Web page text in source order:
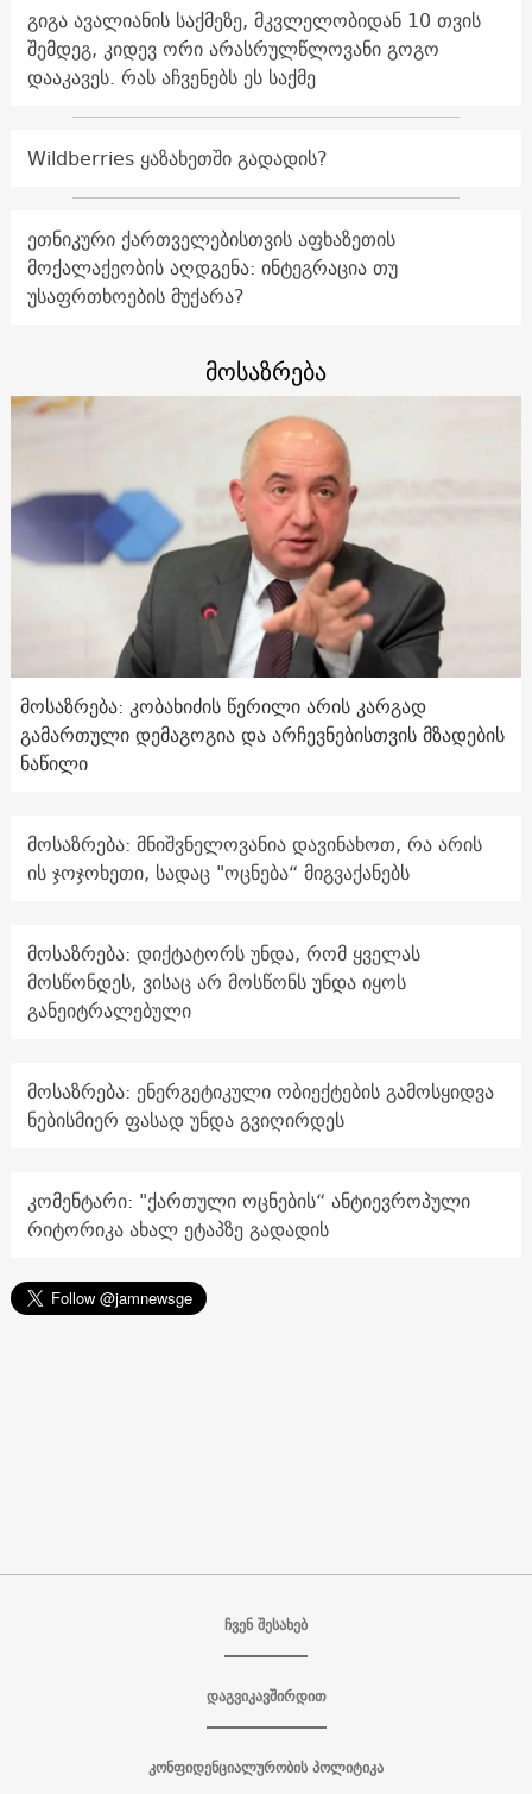
გიგა ავალიანის საქმეზე, მკვლელობიდან 10 თვის
შემდეგ, კიდევ ორი არასრულწლოვანი გოგო
დააკავეს. რას აჩვენებს ეს საქმე
Wildberries ყაზახეთში გადადის?
ეთნიკური ქართველებისთვის აფხაზეთის
მოქალაქეობის აღდგენა: ინტეგრაცია თუ
უსაფრთხოების მუქარა?
მოსაზრება
მოსაზრება: კობახიძის წერილი არის კარგად
გამართული დემაგოგია და არჩევნებისთვის მზადების
ნაწილი
მოსაზრება: მნიშვნელოვანია დავინახოთ, რა არის
ის ჯოჯოხეთი, სადაც "ოცნება“ მიგვაქანებს
მოსაზრება: დიქტატორს უნდა, რომ ყველას
მოსწონდეს, ვისაც არ მოსწონს უნდა იყოს
განეიტრალებული
მოსაზრება: ენერგეტიკული ობიექტების გამოსყიდვა
ნებისმიერ ფასად უნდა გვიღირდეს
კომენტარი: "ქართული ოცნების“ ანტიევროპული
რიტორიკა ახალ ეტაპზე გადადის
ჩვენ შესახებ
დაგვიკავშირდით
კონფიდენციალურობის პოლიტიკა